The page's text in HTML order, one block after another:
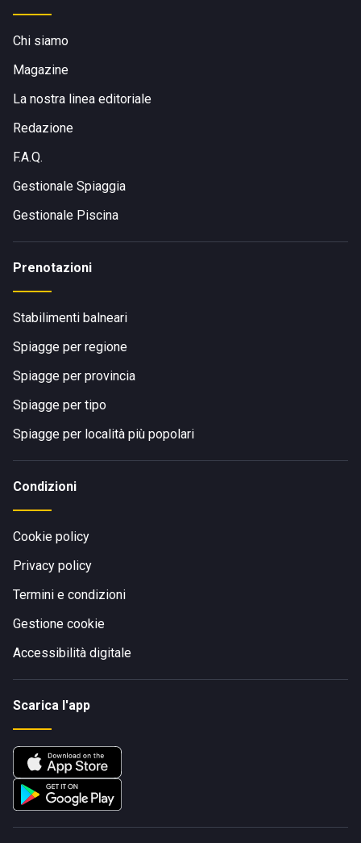
Chi siamo
Magazine
La nostra linea editoriale
Redazione
F.A.Q.
Gestionale Spiaggia
Gestionale Piscina
Prenotazioni
Stabilimenti balneari
Spiagge per regione
Spiagge per provincia
Spiagge per tipo
Spiagge per località più popolari
Condizioni
Cookie policy
Privacy policy
Termini e condizioni
Gestione cookie
Accessibilità digitale
Scarica l'app